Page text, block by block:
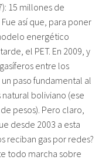
15 millones de
así que, para poner
energético
el PET. En 2009, y
entre los
paso fundamental al
boliviano (ese
pesos). Pero claro,
desde 2003 a esta
reciban gas por redes?
todo marcha sobre